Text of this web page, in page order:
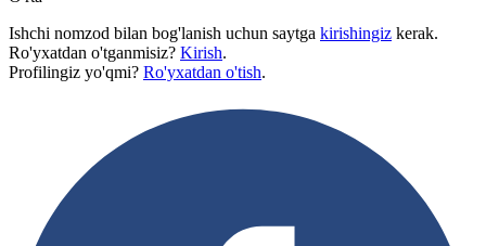
Ishchi nomzod bilan bog'lanish uchun saytga kirishingiz kerak.
Ro'yxatdan o'tganmisiz? Kirish.
Profilingiz yo'qmi? Ro'yxatdan o'tish.